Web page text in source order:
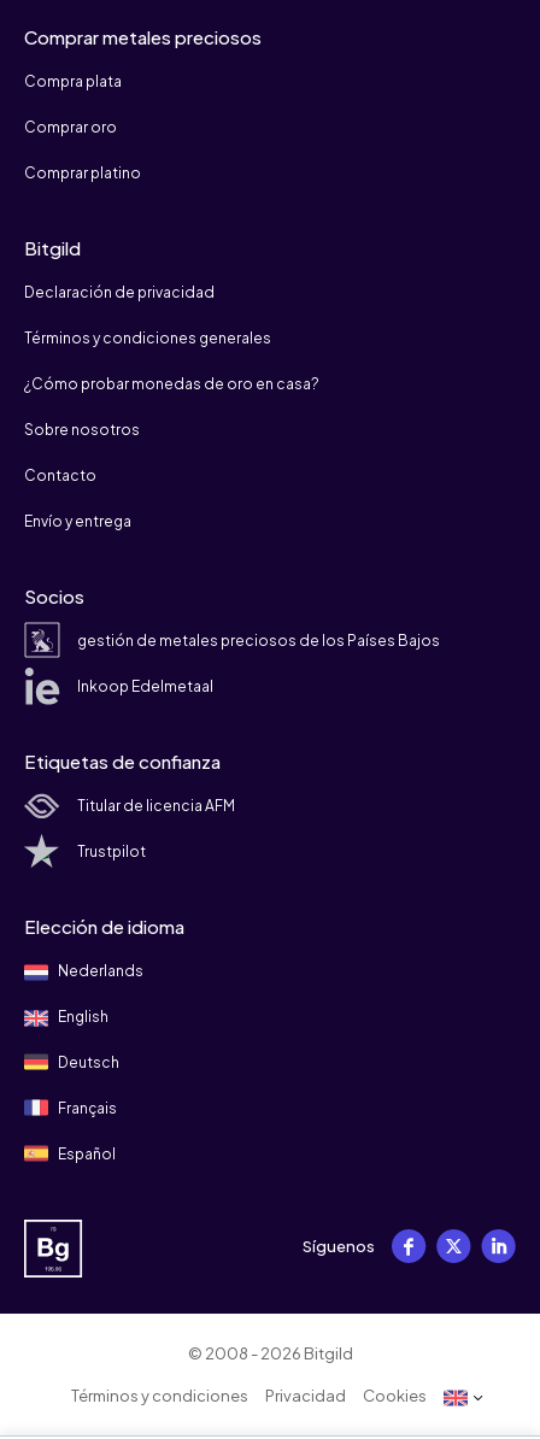
Comprar metales preciosos
Compra plata
Comprar oro
Comprar platino
Bitgild
Declaración de privacidad
Términos y condiciones generales
¿Cómo probar monedas de oro en casa?
Sobre nosotros
Contacto
Envío y entrega
Socios
gestión de metales preciosos de los Países Bajos
Inkoop Edelmetaal
Etiquetas de confianza
Titular de licencia AFM
Trustpilot
Elección de idioma
Nederlands
English
Deutsch
Français
Español
Síguenos
© 2008 - 2026 Bitgild
Términos y condiciones Privacidad Cookies